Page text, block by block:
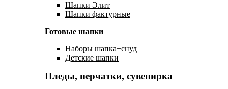
Шапки Элит
Шапки фактурные
Готовые шапки
Наборы шапка+снуд
Детские шапки
Пледы, перчатки, сувенирка